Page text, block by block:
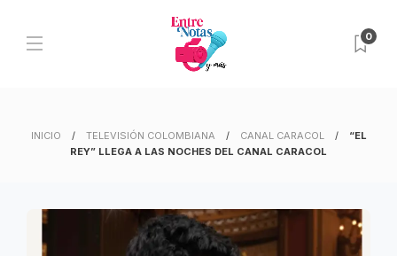
0
INICIO TELEVISIÓN COLOMBIANA CANAL CARACOL
“EL
REY” LLEGA A LAS NOCHES DEL CANAL CARACOL